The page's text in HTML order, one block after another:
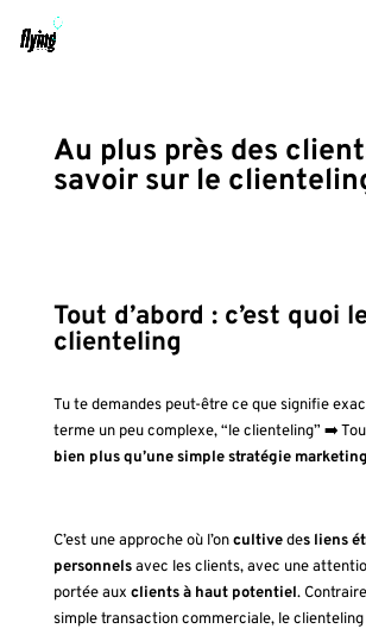
Au plus près des
savoir sur le
Tout d’abord : c’est quoi
clienteling
Tu te demandes peut-être ce que signifie
terme un peu complexe, “le clienteling” ➡️
bien plus qu’une simple stratégie
C’est une approche où l’oncultivedes liens
personnelsavec les clients, avec une
portée aux clients à haut potentiel.
simple transaction commerciale, le